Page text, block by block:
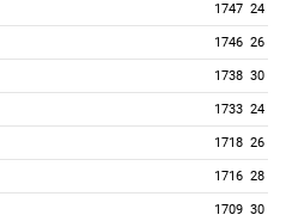
1747 24
1746 26
1738 30
1733 24
1718 26
1716 28
1709 30